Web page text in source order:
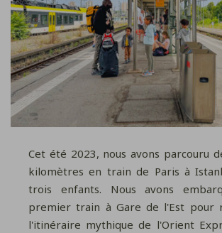
Cet été 2023, nous avons parcouru
kilomètres en train de Paris à
trois enfants. Nous avons
premier train à Gare de l'Est pour
l'itinéraire mythique de l'Orient